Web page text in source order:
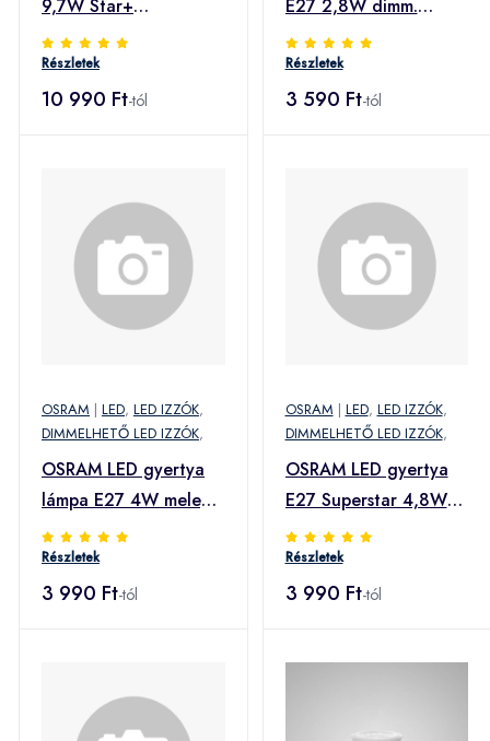
9,7W Star+
RemoteControl 2er
Részletek
10 990 Ft-tól
E27 2,8W dimm.
meleg f. átlátszó
Részletek
3 590 Ft-tól
OSRAM | LED, LED IZZÓK,
DIMMELHETŐ LED IZZÓK,
OSRAM LED gyertya
lámpa E27 4W meleg
fehér dimm
Részletek
3 990 Ft-tól
OSRAM | LED, LED IZZÓK,
DIMMELHETŐ LED IZZÓK,
OSRAM LED gyertya
E27 Superstar 4,8W
2 700 K matt
Részletek
3 990 Ft-tól